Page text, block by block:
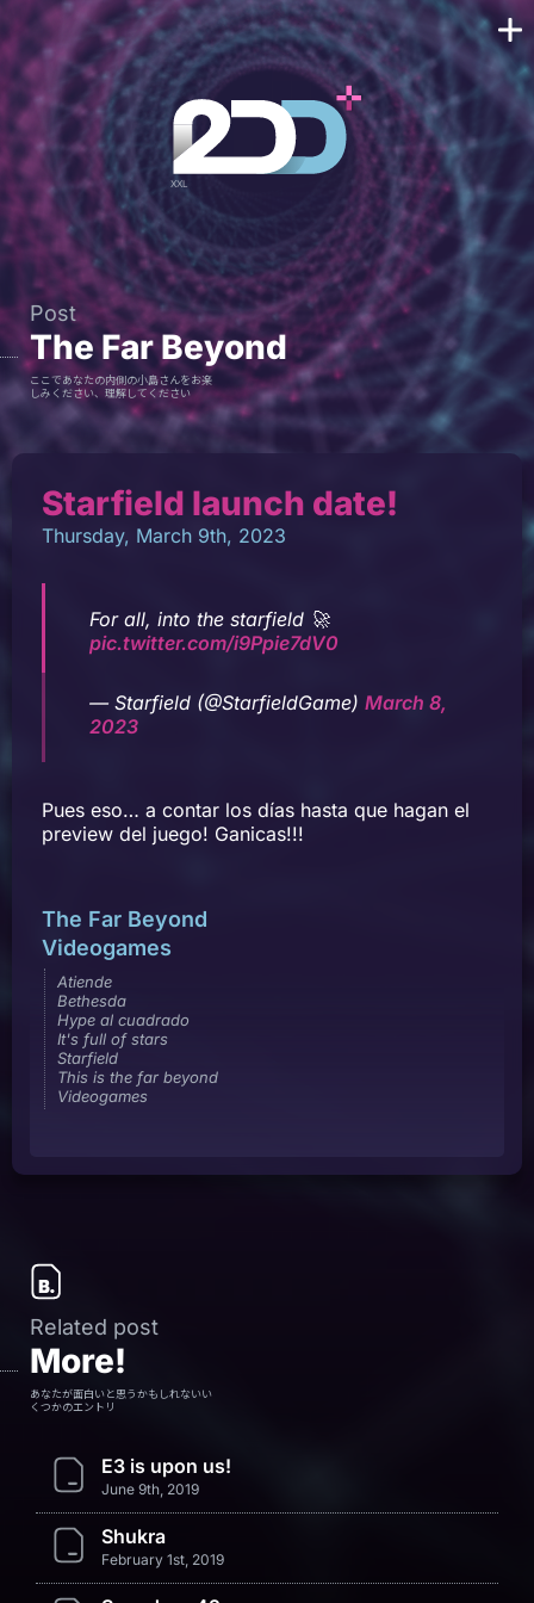
Post
The Far Beyond
ここであなたの内側の小島さんをお楽
しみください、理解してください
Starfield launch date!
Thursday, March 9th, 2023
For all, into the starfield 🚀
pic.twitter.com/i9Ppie7dV0
— Starfield (@StarfieldGame) March 8,
2023
Pues eso… a contar los días hasta que hagan el
preview del juego! Ganicas!!!
The Far Beyond
Videogames
Atiende
Bethesda
Hype al cuadrado
It's full of stars
Starfield
This is the far beyond
Videogames
Related post
More!
あなたが面白いと思うかもしれないい
くつかのエントリ
E3 is upon us!
June 9th, 2019
Shukra
February 1st, 2019